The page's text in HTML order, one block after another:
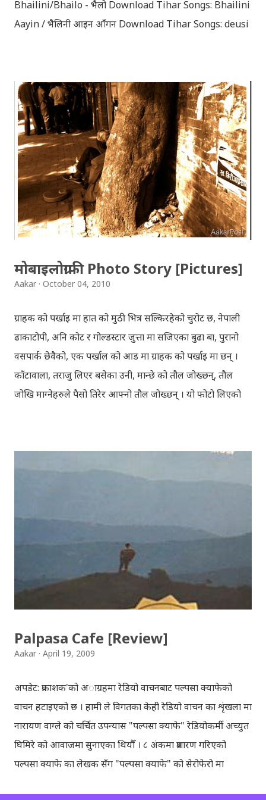
Bhailini/Bhailo - भैलो Download Tihar Songs: Bhailini
Aayin / भैलिनी आइन आँगन Download Tihar Songs: deusi
Songs: diyo baali sanjh ko / दियो बाली साँझ को
Download: Tihar Dhun (Deusi,Bhailo)/ तिहार धुन(देउसी
भैलो)- सुरसुधा नोट: यी अपलोड गरिएका गितसंगितहरु व्यावसायिक
प्रायोजनको लागि प्रयोग नगर्न आग्रह गर्दछौँ । इन्टरनेटमा भेटिएका
गितहरुलाई हामीले यहाँ एकै ठाउँमा सजिलोको लागि राखिदिएको मात्र
हौँ । तपाई यदि यी गित संगितको सर्जक हुनुहुन्छ र गित संगित यहाँबाट
हटाउनुपर्ने भए जानकारी गराउनुहोला । फेरी एकपटक शुभ दिपावलीको
हार्दिक मंगलमय शुभकामना व्यक्त गर्दछौँ ।
मोबाइलोग्राफी Photo Story [Pictures]
Aakar October 04, 2010
ग्राहक को पर्खाइ मा हात को मुठी भित्र सल्किरहेको चुरोट छ, नेपाली
ढाकाटोपी, अनि कोट र गोल्डस्टार जुत्ता मा सजिएका बुढा बा, पुरानो
वसपार्क छेवैको, एक पर्खाल को आड मा ग्राहक को पर्खाइ मा छन् ।
काँटावाला, तराजु लिएर बसेका उनी, मान्छे को तौल जोख्छन्, तौल
जोखि माग्नेहरुले पैसो तिरेर आफ्नो तौल जोख्छन् । यो फोटो लिएको
चुरोट तान्दै आफैँ मा हराइरहेका झैँ देखिन्थेँ । ढल्किँदो दिन त्रिपुरेश्वर मा
अवस्थित मन्दिर को फोटो खिच्दा, पश्चिम मा सूर्य डुब्न लागिसकेको
थियो । कोलाहाल को बिचमा उभिएको मन्दिर आफू मा चाँहि साह्रै शान्त
उद्देश्य ले यही मन्दिर मा एकछिन अडिएको थिँए । झोलुङ्गे पुल ललितपुर
बालकुमारी मा, मनोहरा खोला माथि रहेको झोलुंङ्गे पुल ! यो फोटो
खिच्दा, मौसम सफा थिएन, हल्का वर्षा भइरहेथ्यो । त्यसदिन केही
साथिहरु को साथ मा, नयाँ वानेश्वर, शंखमुल हुँदै यो झोलुङ्गे पुल तरेर,
Palpasa Cafe [Review]
Aakar April 19, 2009
अपडेट: प्रकाशक'को अाग्रहमा रेडियो वाचनबाट पल्पसा क्याफेको
वाचन हटाइएको छ । हामी ले विगतका केही रेडियो वाचन का शृंखला मा
नारायण वाग्ले को चर्चित उपन्यास "पल्पसा क्याफे" रेडियोकर्मी अच्युत
घिमिरे को आवाजमा सुनाएका थियौँ । ८ अंकमा प्रशारण गरिएको
पल्पसा क्याफे का लेखक सँग "पल्पसा क्याफे" को सेरोफेरो मा